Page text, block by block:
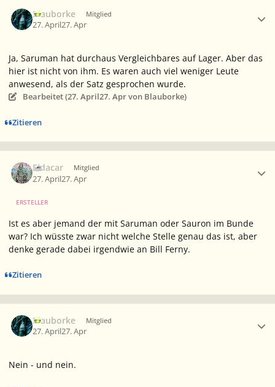
Blauborke Mitglied
27. April27. Apr
Ja, Saruman hat durchaus Vergleichbares auf Lager. Aber das
hier ist nicht von ihm. Es waren auch viel weniger Leute
anwesend, als der Satz gesprochen wurde.
Bearbeitet (27. April27. Aprvon Blauborke)
Zitieren
Eldacar Mitglied
27. April27. Apr
ERSTELLER
Ist es aber jemand der mit Saruman oder Sauron im Bunde
war? Ich wüsste zwar nicht welche Stelle genau das ist, aber
denke gerade dabei irgendwie an Bill Ferny.
Zitieren
Blauborke Mitglied
27. April27. Apr
Nein - und nein.